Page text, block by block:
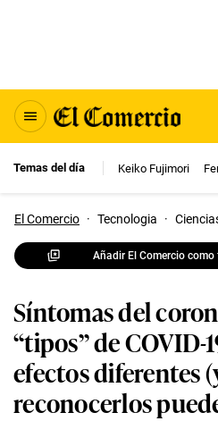
Temas del día Keiko Fujimori
El Comercio · Tecnologia ·
Añadir El Comercio como
Síntomas del
“tipos” de
efectos diferentes
reconocerlos